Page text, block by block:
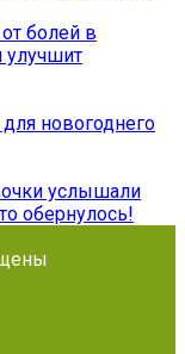
болей в
улучшит
новогоднего
услышали
обернулось!